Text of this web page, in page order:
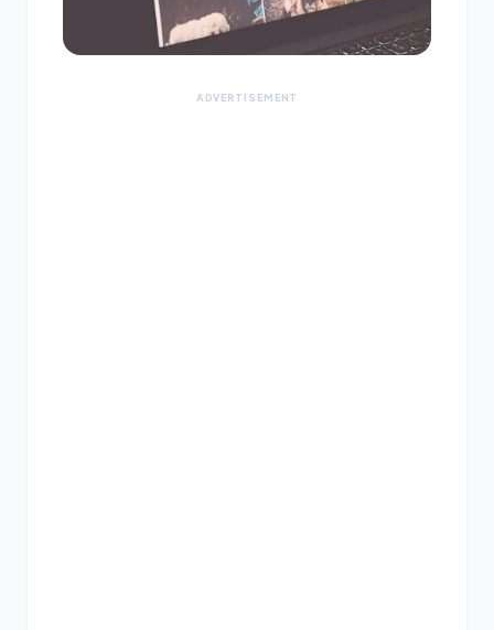
ADVERTISEMENT